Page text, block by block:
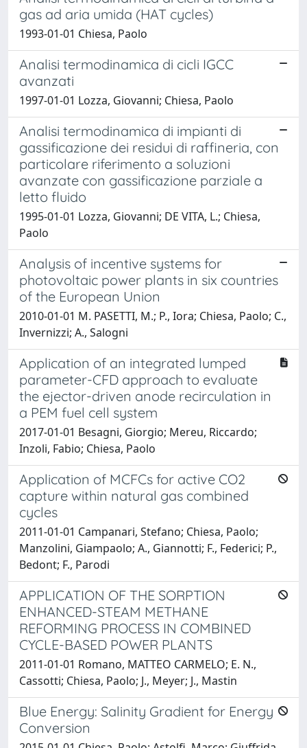
gas ad aria umida (HAT cycles)
1993-01-01 Chiesa, Paolo
Analisi termodinamica di cicli IGCC
avanzati
1997-01-01 Lozza, Giovanni; Chiesa, Paolo
Analisi termodinamica di impianti di
gassificazione dei residui di raffineria, con
particolare riferimento a soluzioni
avanzate con gassificazione parziale a
letto fluido
1995-01-01 Lozza, Giovanni; DE VITA, L.; Chiesa,
Paolo
Analysis of incentive systems for
photovoltaic power plants in six countries
of the European Union
2010-01-01 M. PASETTI, M.; P., Iora; Chiesa, Paolo; C.,
Invernizzi; A., Salogni
Application of an integrated lumped
parameter-CFD approach to evaluate
the ejector-driven anode recirculation in
a PEM fuel cell system
2017-01-01 Besagni, Giorgio; Mereu, Riccardo;
Inzoli, Fabio; Chiesa, Paolo
Application of MCFCs for active CO2
capture within natural gas combined
cycles
2011-01-01 Campanari, Stefano; Chiesa, Paolo;
Manzolini, Giampaolo; A., Giannotti; F., Federici; P.,
Bedont; F., Parodi
APPLICATION OF THE SORPTION
ENHANCED-STEAM METHANE
REFORMING PROCESS IN COMBINED
CYCLE-BASED POWER PLANTS
2011-01-01 Romano, MATTEO CARMELO; E. N.,
Cassotti; Chiesa, Paolo; J., Meyer; J., Mastin
Blue Energy: Salinity Gradient for Energy
Conversion